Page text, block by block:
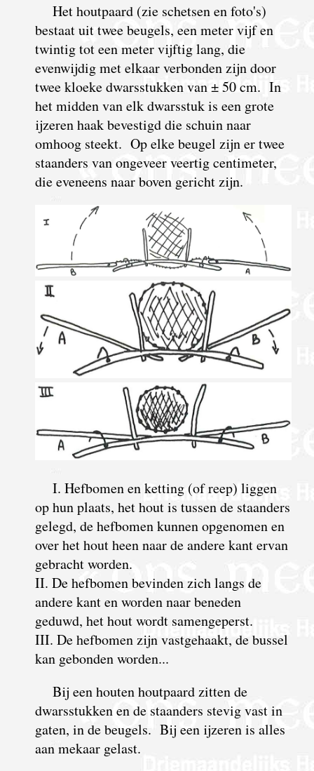
Het houtpaard (zie schetsen en foto's)
bestaat uit twee beugels, een meter vijf en
twintig tot een meter vijftig lang, die
evenwijdig met elkaar verbonden zijn door
twee kloeke dwarsstukken van ± 50 cm. In
het midden van elk dwarsstuk is een grote
ijzeren haak bevestigd die schuin naar
omhoog steekt. Op elke beugel zijn er twee
staanders van ongeveer veertig centimeter,
die eveneens naar boven gericht zijn.
I. Hefbomen en ketting (of reep) liggen
op hun plaats, het hout is tussen de staanders
gelegd, de hefbomen kunnen opgenomen en
over het hout heen naar de andere kant ervan
gebracht worden.
II. De hefbomen bevinden zich langs de
andere kant en worden naar beneden
geduwd, het hout wordt samengeperst.
III. De hefbomen zijn vastgehaakt, de bussel
kan gebonden worden...
Bij een houten houtpaard zitten de
dwarsstukken en de staanders stevig vast in
gaten, in de beugels. Bij een ijzeren is alles
aan mekaar gelast.